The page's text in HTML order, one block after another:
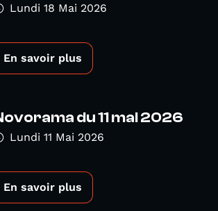
Lundi 18 Mai 2026
En savoir plus
du 11 mai 2026
Lundi 11 Mai 2026
En savoir plus